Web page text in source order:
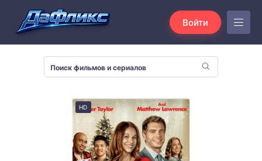
Войти
HD